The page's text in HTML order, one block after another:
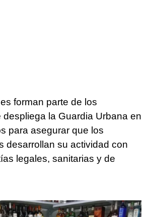
forman parte de los
la Guardia Urbana en
para asegurar que los
desarrollan su actividad con
legales, sanitarias y de